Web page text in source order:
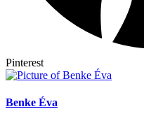
Pinterest
Benke Éva